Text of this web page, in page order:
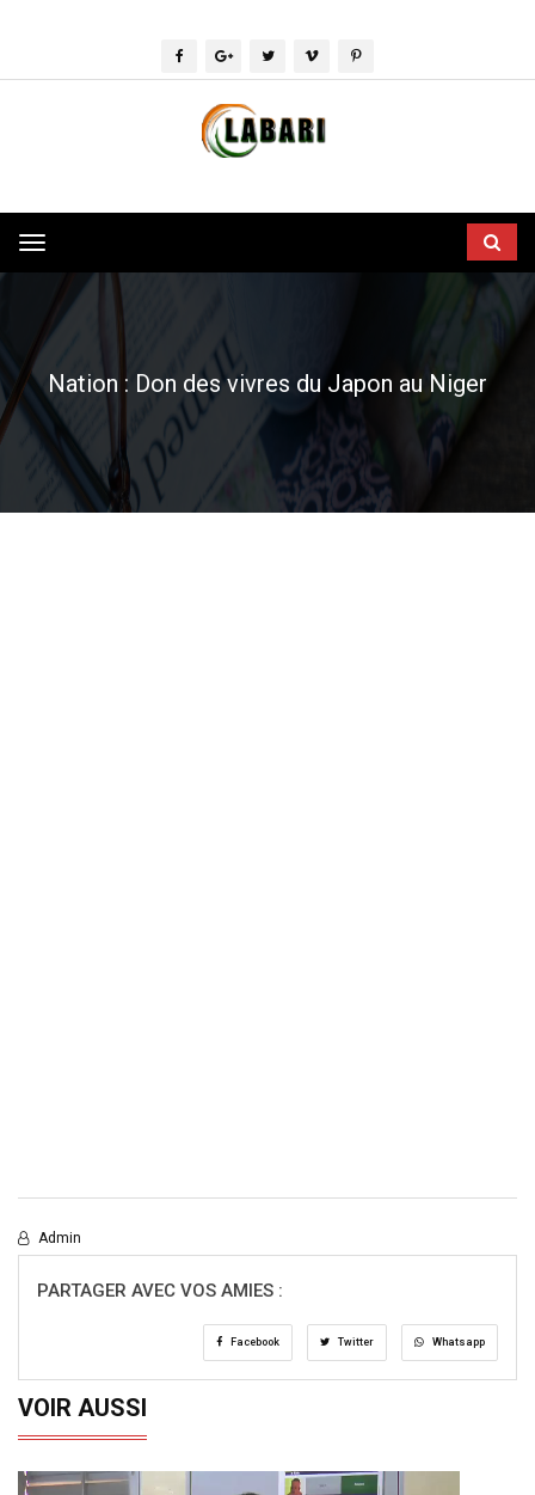
Toggle
navigation
Nation : Don des vivres du Japon au Niger
Admin
PARTAGER AVEC VOS AMIES :
Facebook Twitter Whatsapp
VOIR AUSSI